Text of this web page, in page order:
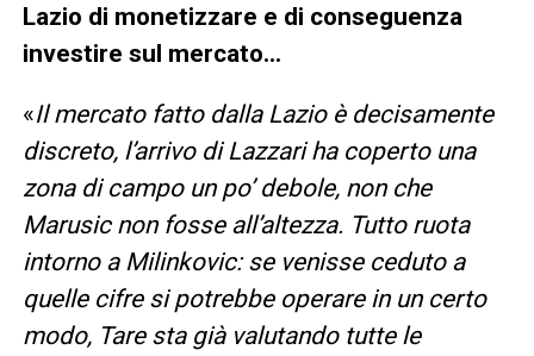
Lazio di monetizzare e di conseguenza
investire sul mercato…
«Il mercato fatto dalla Lazio è decisamente
discreto, l’arrivo di Lazzari ha coperto una
zona di campo un po’ debole, non che
Marusic non fosse all’altezza. Tutto ruota
intorno a Milinkovic: se venisse ceduto a
quelle cifre si potrebbe operare in un certo
modo, Tare sta già valutando tutte le